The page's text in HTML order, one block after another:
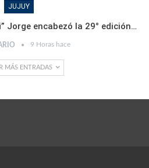
JUJUY
Jorge encabezó la 29° edición…
9 Horas hace
MÁS ENTRADAS